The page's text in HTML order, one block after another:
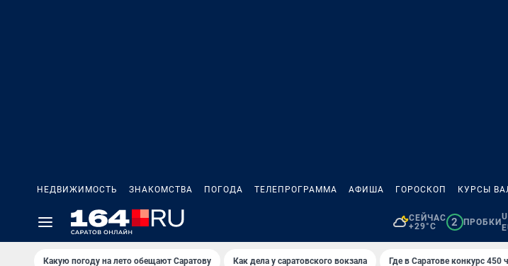
НЕДВИЖИМОСТЬ ЗНАКОМСТВА ПОГОДА ТЕЛЕПРОГРАММА АФИША ГОРОСКОП КУРСЫ
СЕЙЧАС
+29°C
2 ПРОБКИ
Какую погоду на лето обещают Саратову Как дела у саратовского вокзала Где в Саратове конкурс 450